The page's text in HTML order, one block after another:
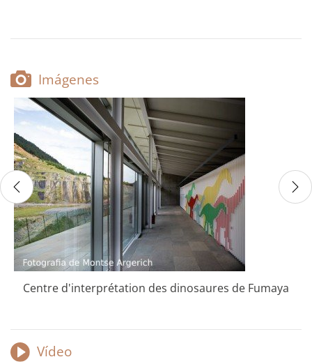
Imágenes
Centre d'interprétation des dinosaures de Fumaya
Vídeo